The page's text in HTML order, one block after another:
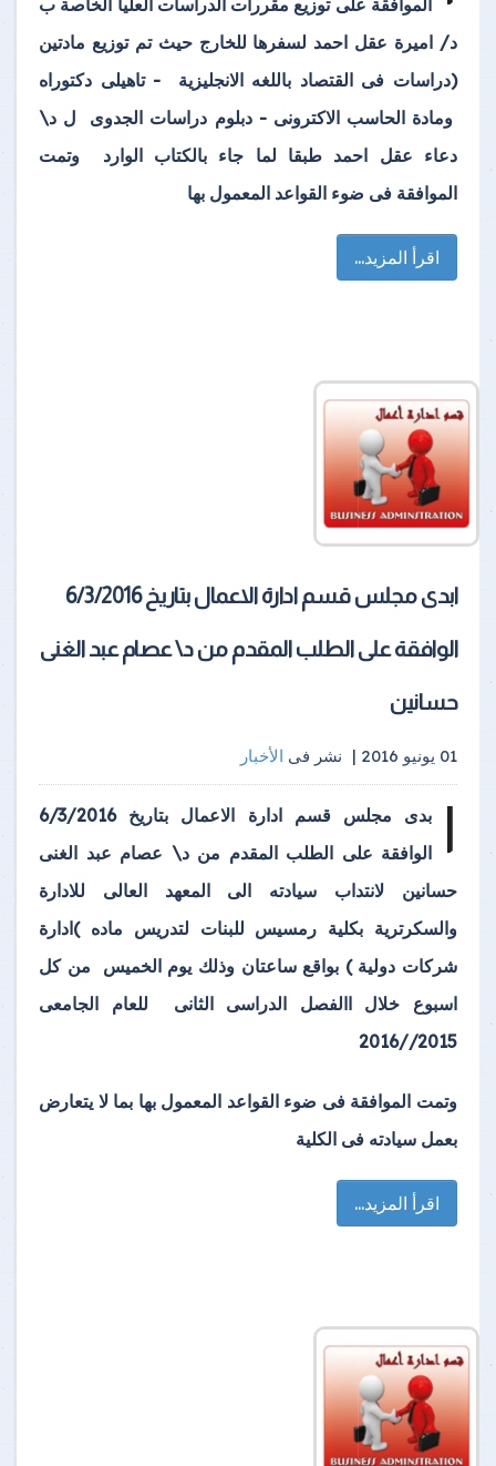
د/ اميرة عقل احمد لسفرها للخارج حيث تم توزيع مادتين
(دراسات فى القتصاد باللغه الانجليزية - تاهيلى دكتوراه
ومادة الحاسب الاكترونى - دبلوم دراسات الجدوى ل د\
دعاء عقل احمد طبقا لما جاء بالكتاب الوارد وتمت
الموافقة فى ضوء القواعد المعمول بها
اقرأ المزيد...
ابدى مجلس قسم ادارة الاعمال بتاريخ 6/3/2016
الوافقة على الطلب المقدم من د\ عصام عبد الغنى
حسانين
01 يونيو 2016 | نشر فى الأخبار
ا
بدى مجلس قسم ادارة الاعمال بتاريخ 6/3/2016
الوافقة على الطلب المقدم من د\ عصام عبد الغنى
حسانين لانتداب سيادته الى المعهد العالى للادارة
والسكرترية بكلية رمسيس للبنات لتدريس ماده )ادارة
شركات دولية ) بواقع ساعتان وذلك يوم الخميس من كل
اسبوع خلال االفصل الدراسى الثانى للعام الجامعى
2015//2016
وتمت الموافقة فى ضوء القواعد المعمول بها بما لا يتعارض
بعمل سيادته فى الكلية
اقرأ المزيد...